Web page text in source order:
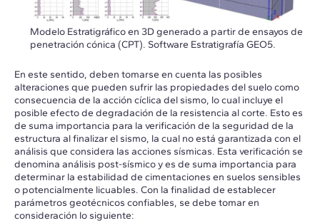
Modelo Estratigráfico en 3D generado a partir de ensayos de
penetración cónica (CPT). Software Estratigrafía GEO5.
En este sentido, deben tomarse en cuenta las posibles
alteraciones que pueden sufrir las propiedades del suelo como
consecuencia de la acción cíclica del sismo, lo cual incluye el
posible efecto de degradación de la resistencia al corte. Esto es
de suma importancia para la verificación de la seguridad de la
estructura al finalizar el sismo, la cual no está garantizada con el
análisis que considera las acciones sísmicas. Esta verificación se
denomina análisis post-sísmico y es de suma importancia para
determinar la estabilidad de cimentaciones en suelos sensibles
o potencialmente licuables. Con la finalidad de establecer
parámetros geotécnicos confiables, se debe tomar en
consideración lo siguiente: